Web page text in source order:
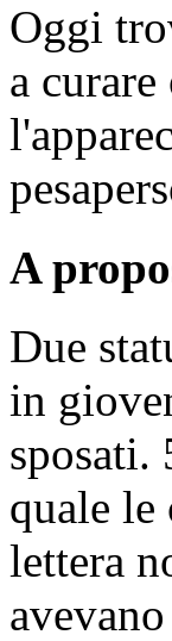
Oggi
a
A
Due
in
sposati.
quale le
lettera